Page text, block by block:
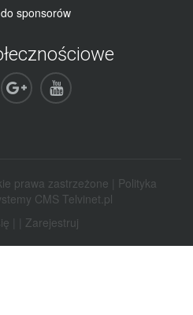
sponsorów
prawa zastrzeżone |
Polityka
CMS Telvinet.pl
Zarejestruj